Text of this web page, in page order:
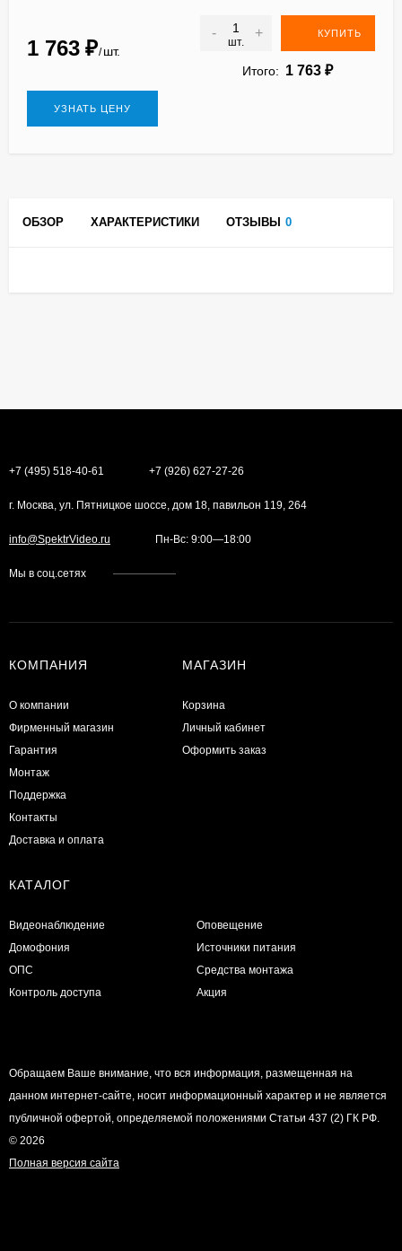
1 763 ₽/ шт.
-
шт.
+ КУПИТЬ
Итого: 1 763 ₽
УЗНАТЬ ЦЕНУ
ОБЗОР ХАРАКТЕРИСТИКИ ОТЗЫВЫ 0
+7 (495) 518-40-61 +7 (926) 627-27-26
г. Москва, ул. Пятницкое шоссе, дом 18, павильон 119, 264
info@SpektrVideo.ru Пн-Вс: 9:00—18:00
Мы в соц.сетях
КОМПАНИЯ
О компании
Фирменный магазин
Гарантия
Монтаж
Поддержка
Контакты
Доставка и оплата
МАГАЗИН
Корзина
Личный кабинет
Оформить заказ
КАТАЛОГ
Видеонаблюдение
Домофония
ОПС
Контроль доступа
Оповещение
Источники питания
Средства монтажа
Акция
Обращаем Ваше внимание, что вся информация, размещенная на
данном интернет-сайте, носит информационный характер и не является
публичной офертой, определяемой положениями Статьи 437 (2) ГК РФ.
© 2026
Полная версия сайта